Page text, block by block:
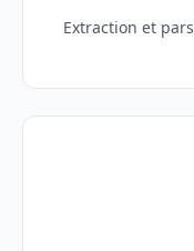
Extraction et